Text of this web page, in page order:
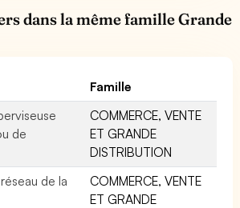
dans la même famille Grande
Famille
de
COMMERCE, VENTE
ET GRANDE
DISTRIBUTION
de la
COMMERCE, VENTE
ET GRANDE